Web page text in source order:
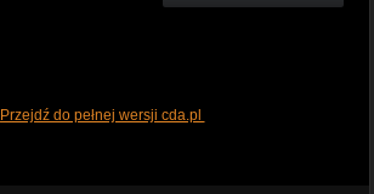
Przejdź do pełnej wersji cda.pl